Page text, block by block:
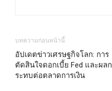
บทความก่อนหน้านี้
อัปเดตข่าวเศรษฐกิจโลก: การ
ตัดสินใจดอกเบี้ย Fed และผลก
ระทบต่อตลาดการเงิน